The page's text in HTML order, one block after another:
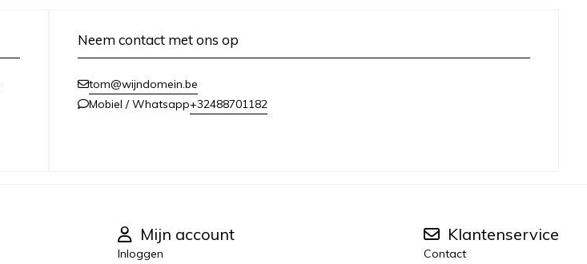
Neem contact met ons op
tom@wijndomein.be
Mobiel / Whatsapp+32488701182
Mijn account
Inloggen
Klantenservice
Contact